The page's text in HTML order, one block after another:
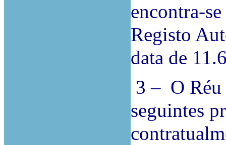
encontra-
Registo
data de
3 – O
seguintes